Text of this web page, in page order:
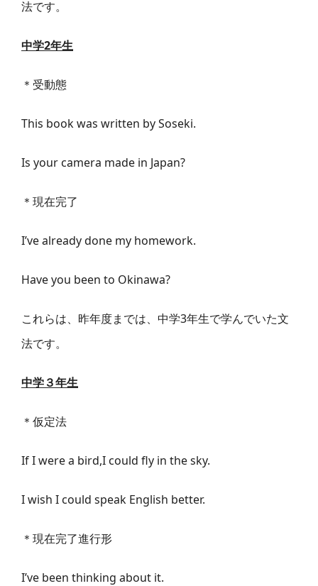
法です。
中学2年生
＊受動態
This book was written by Soseki.
Is your camera made in Japan?
＊現在完了
I’ve already done my homework.
Have you been to Okinawa?
これらは、昨年度までは、中学3年生で学んでいた文
法です。
中学３年生
＊仮定法
If I were a bird,I could fly in the sky.
I wish I could speak English better.
＊現在完了進行形
I’ve been thinking about it.